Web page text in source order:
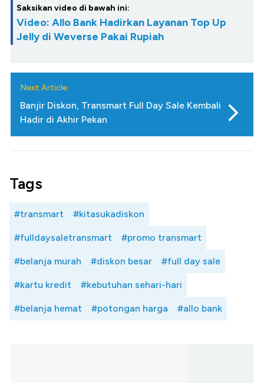
Saksikan video di bawah ini:
Video: Allo Bank Hadirkan Layanan Top Up
Jelly di Weverse Pakai Rupiah
Next Article
Banjir Diskon, Transmart Full Day Sale Kembali
Hadir di Akhir Pekan
Tags
#transmart #kitasukadiskon
#fulldaysaletransmart #promo transmart
#belanja murah #diskon besar #full day sale
#kartu kredit #kebutuhan sehari-hari
#belanja hemat #potongan harga #allo bank